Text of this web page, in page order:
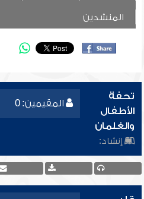
المنشدين
المقيمين: 0
تحفة
الأطفال
والغلمان
إنشاد: